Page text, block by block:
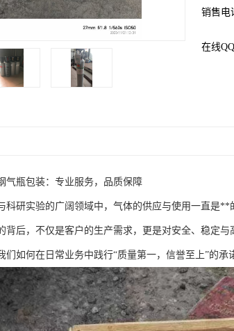
销售电
在线QQ
气瓶包装：专业服务，品质保障
科研实验的广阔领域中，气体的供应与使用一直是
背后，不仅是客户的生产需求，更是对安全、稳定
们如何在日常业务中践行“质量第一，信誉至上”的承